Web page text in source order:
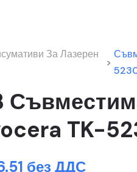
За Лазерен
>
TK-
без ДДС